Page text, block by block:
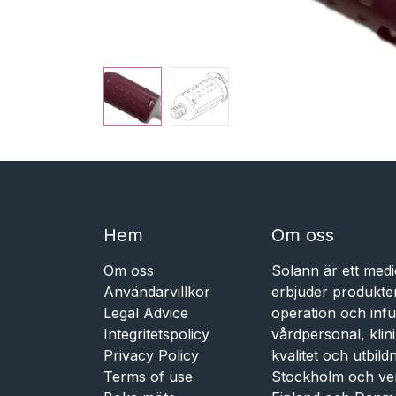
Hem​​
Om oss
Användarvillkor
Legal Advice
Integritetspolicy
Privacy Policy
Terms of use
Om oss
Solann är ett
erbjuder
operation och
vårdpersonal,
kvalitet och
Stockholm och